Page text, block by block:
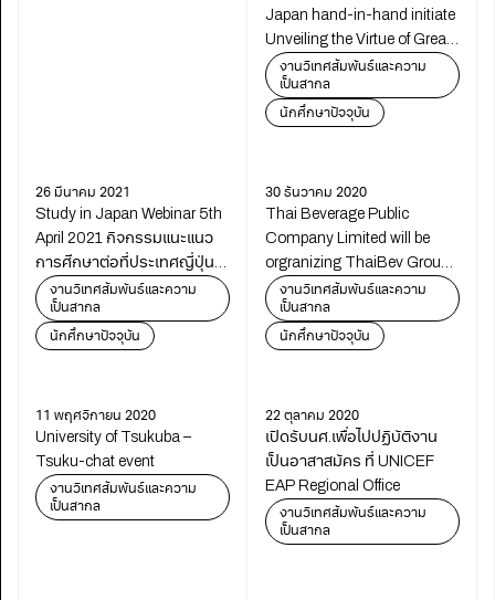
Japan hand-in-hand initiate
Unveiling the Virtue of Great
Urban Places in Asia
program
งานวิเทศสัมพันธ์และความ
เป็นสากล
นักศึกษาปัจจุบัน
26 มีนาคม 2021
Study in Japan Webinar 5th
April 2021 กิจกรรมแนะแนว
การศีกษาต่อที่ประเทศญี่ปุ่น
จัดโดย Study in Japan
Regional Office, Bangkok
งานวิเทศสัมพันธ์และความ
เป็นสากล
นักศึกษาปัจจุบัน
30 ธันวาคม 2020
Thai Beverage Public
Company Limited will be
orgranizing ThaiBev Group
Career Journey in ASEAN
2021
งานวิเทศสัมพันธ์และความ
เป็นสากล
นักศึกษาปัจจุบัน
11 พฤศจิกายน 2020
University of Tsukuba –
Tsuku-chat event
งานวิเทศสัมพันธ์และความ
เป็นสากล
22 ตุลาคม 2020
เปิดรับนศ.เพื่อไปปฏิบัติงาน
เป็นอาสาสมัคร ที่ UNICEF
EAP Regional Office
งานวิเทศสัมพันธ์และความ
เป็นสากล